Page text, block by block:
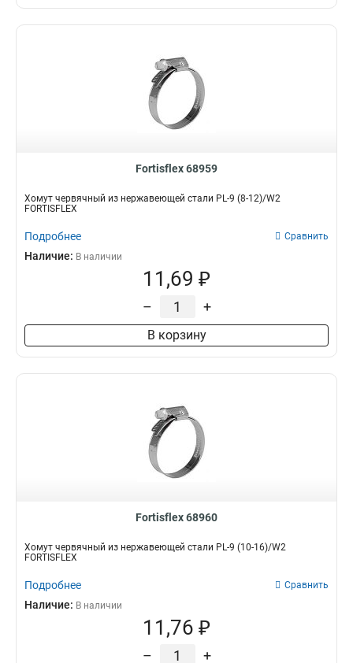
Fortisflex 68959
Хомут червячный из нержавеющей стали PL-9 (8-12)/W2
FORTISFLEX
Подробнее Сравнить
Наличие: В наличии
11,69 ₽
– +
В корзину
Fortisflex 68960
Хомут червячный из нержавеющей стали PL-9 (10-16)/W2
FORTISFLEX
Подробнее Сравнить
Наличие: В наличии
11,76 ₽
– +